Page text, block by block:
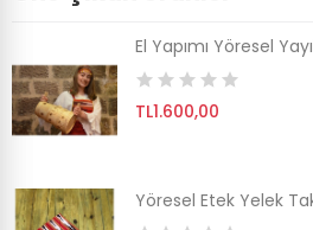
El Yapımı Yöresel
TL1.600,00
Yöresel Etek Yelek